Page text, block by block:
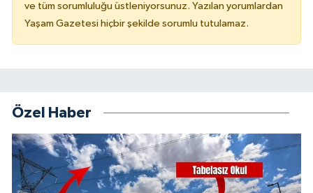
ve tüm sorumluluğu üstleniyorsunuz. Yazılan yorumlardan
Yaşam Gazetesi hiçbir şekilde sorumlu tutulamaz.
Özel Haber